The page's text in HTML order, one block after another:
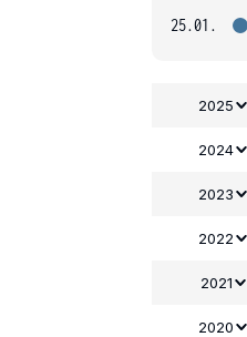
25.01.
2025
2024
2023
2022
2021
2020